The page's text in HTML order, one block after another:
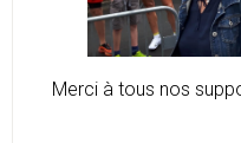
Merci à tous nos